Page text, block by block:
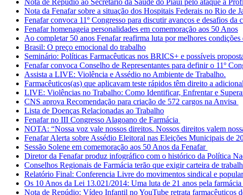
Nota de Repúdio ao Secretário da Saúde do Piauí pelo ataque à
Nota da Fenafar sobre a situação dos Hospitais Federais no Rio de
Fenafar convoca 11º Congresso para discutir avanços e desafios da
Fenafar homenageia personalidades em comemoração aos 50 Anos
Ao completar 50 anos Fenafar reafirma luta por melhores condições
Brasil: O preço emocional do trabalho
Seminário: Políticas Farmacêuticas nos BRICS+ e possíveis
Fenafar convoca Conselho de Representantes para definir o 11º
Assista a LIVE: Violência e Assédio no Ambiente de Trabalho.
Farmacêuticos(as) que aplicavam teste rápidos têm direito a
LIVE: Violências no Trabalho: Como Identificar, Enfrentar e
CNS aprova Recomendação para criação de 572 cargos na Anvisa
Lista de Doenças Relacionadas ao Trabalho
Fenafar no III Congresso Alagoano de Farmácia
NOTA: “Nossa voz vale nossos direitos. Nossos direitos valem
Fenafar Alerta sobre Assédio Eleitoral nas Eleições Municipais de
Sessão Solene em comemoração aos 50 Anos da Fenafar
Diretor da Fenafar produz infográfico com o histórico da Política
Conselhos Regionais de Farmácia terão que exigir carteira de
Relatório Final: Conferencia Livre do movimentos sindical e
Os 10 Anos da Lei 13.021/2014: Uma luta de 21 anos pela farmácia
Nota de Repúdio: Vídeo Infantil no YouTube retrata farmacêuticos